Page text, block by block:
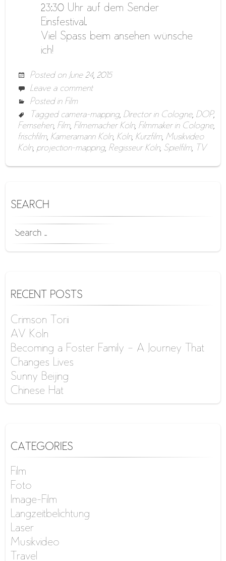
23:30 Uhr auf dem Sender
Einsfestival.
Viel Spass beim ansehen wünsche
ich!
Posted on June 24, 2015
Leave a comment
Posted in Film
Tagged camera-mapping, Director in Cologne, DOP,
Fernsehen, Film, Filmemacher Köln, Filmmaker in Cologne,
frischfilm, Kameramann Köln, Köln, Kurzfilm, Musikvideo
Köln, projection-mapping, Regisseur Köln, Spielfilm, TV
SEARCH
SEARCH
FOR:
RECENT POSTS
Crimson Torii
AV Köln
Becoming a Foster Family – A Journey That
Changes Lives
Sunny Beijing
Chinese Hat
CATEGORIES
Film
Foto
Image-Film
Langzeitbelichtung
Laser
Musikvideo
Travel